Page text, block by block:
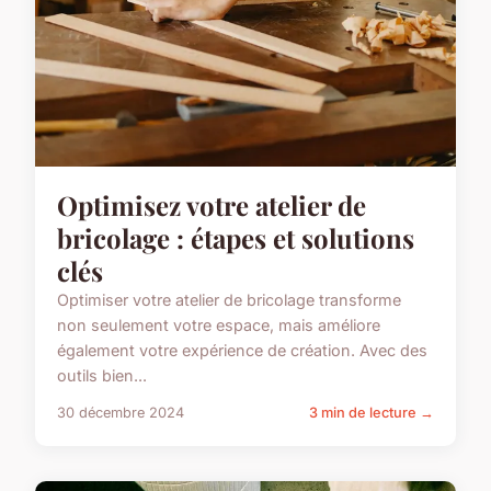
Optimisez votre atelier de
bricolage : étapes et solutions
clés
Optimiser votre atelier de bricolage transforme
non seulement votre espace, mais améliore
également votre expérience de création. Avec des
outils bien...
30 décembre 2024 3 min de lecture →